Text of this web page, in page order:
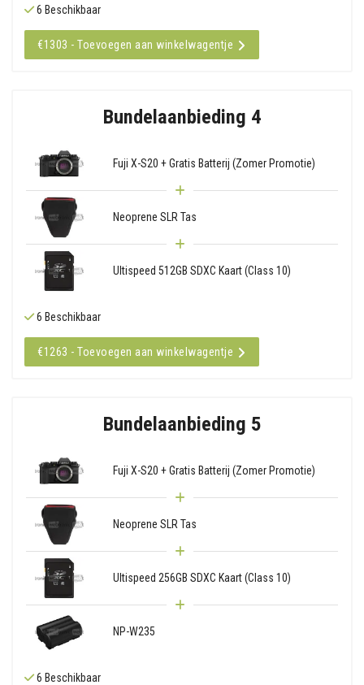
6 Beschikbaar
€1303 - Toevoegen aan winkelwagentje
Bundelaanbieding 4
Fuji X-S20 + Gratis Batterij (Zomer Promotie)
Neoprene SLR Tas
Ultispeed 512GB SDXC Kaart (Class 10)
6 Beschikbaar
€1263 - Toevoegen aan winkelwagentje
Bundelaanbieding 5
Fuji X-S20 + Gratis Batterij (Zomer Promotie)
Neoprene SLR Tas
Ultispeed 256GB SDXC Kaart (Class 10)
NP-W235
6 Beschikbaar